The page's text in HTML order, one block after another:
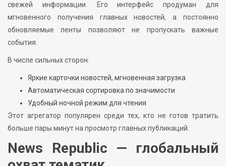
свежей информации. Его интерфейс продуман для
мгновенного получения главных новостей, а постоянно
обновляемые ленты позволяют не пропускать важные
события.
В числе сильных сторон:
Яркие карточки новостей, мгновенная загрузка
Автоматическая сортировка по значимости
Удобный ночной режим для чтения
Этот агрегатор популярен среди тех, кто не готов тратить
больше пары минут на просмотр главных публикаций.
News Republic — глобальный